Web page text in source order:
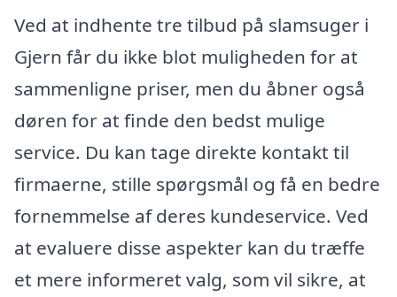
Ved at indhente tre tilbud på slamsuger i
Gjern får du ikke blot muligheden for at
sammenligne priser, men du åbner også
døren for at finde den bedst mulige
service. Du kan tage direkte kontakt til
firmaerne, stille spørgsmål og få en bedre
fornemmelse af deres kundeservice. Ved
at evaluere disse aspekter kan du træffe
et mere informeret valg, som vil sikre, at